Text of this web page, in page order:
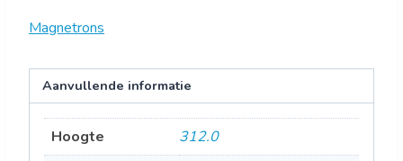
Magnetrons
Aanvullende informatie
Hoogte
312.0